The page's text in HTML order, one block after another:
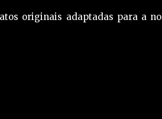
originais adaptadas para a